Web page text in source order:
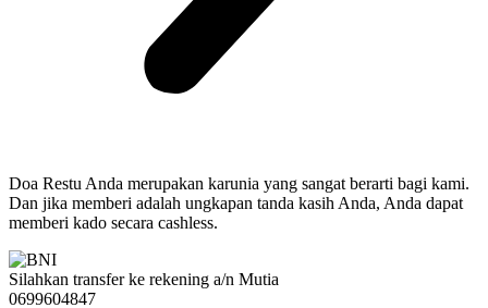
Doa Restu Anda merupakan karunia yang sangat berarti bagi kami.
Dan jika memberi adalah ungkapan tanda kasih Anda, Anda dapat
memberi kado secara cashless.
Silahkan transfer ke rekening a/n Mutia
0699604847